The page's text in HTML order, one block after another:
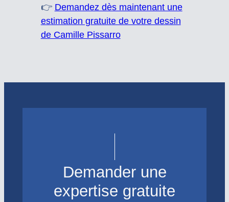
👉 Demandez dès maintenant une
estimation gratuite de votre dessin
de Camille Pissarro
Demander une
expertise gratuite